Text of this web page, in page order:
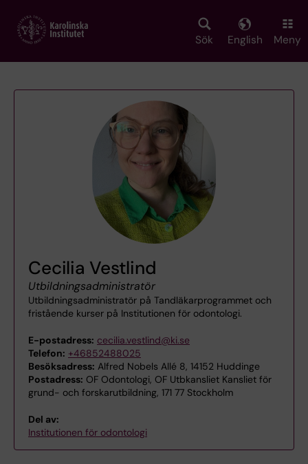
main
Sök English Meny
Cecilia Vestlind
Utbildningsadministratör
Utbildningsadministratör på Tandläkarprogrammet och
fristående kurser på Institutionen för odontologi.
E-postadress: cecilia.vestlind@ki.se
Telefon: +46852488025
Besöksadress: Alfred Nobels Allé 8, 14152 Huddinge
Postadress: OF Odontologi, OF Utbkansliet Kansliet för
grund- och forskarutbildning, 171 77 Stockholm
Del av:
Institutionen för odontologi